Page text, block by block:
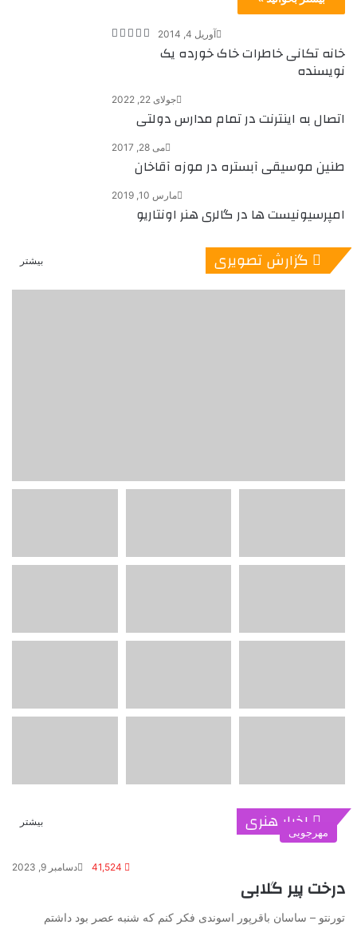
آوریل 4, 2014
خانه تکانی خاطرات خاک خورده یک
نویسنده
جولای 22, 2022
اتصال به اینترنت در تمام مدارس دولتی
می 28, 2017
طنین موسیقی آبستره در موزه آقاخان
مارس 10, 2019
امپرسیونیست ها در گالری هنر اونتاریو
گزارش تصویری بیشتر
اخبار هنری بیشتر
مهرجویی
دسامبر 9, 2023
درخت پیر گلابی
تورنتو – ساسان باقرپور اسوندی فکر کنم که شنبه عصر بود داشتم